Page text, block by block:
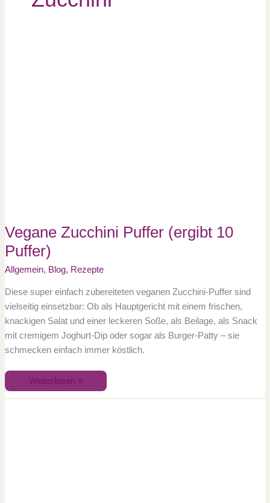
Vegane Zucchini Puffer (ergibt 10
Puffer)
Allgemein, Blog, Rezepte
Diese super einfach zubereiteten veganen Zucchini-Puffer sind
vielseitig einsetzbar: Ob als Hauptgericht mit einem frischen,
knackigen Salat und einer leckeren Soße, als Beilage, als Snack
mit cremigem Joghurt-Dip oder sogar als Burger-Patty – sie
schmecken einfach immer köstlich.
Weiterlesen »